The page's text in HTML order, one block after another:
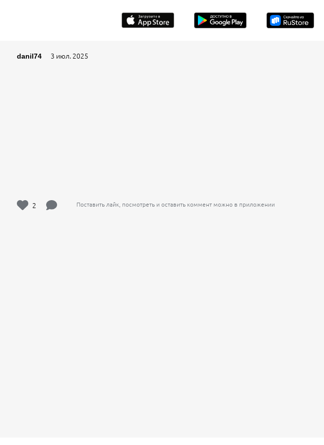
danil743 июл. 2025
2 Поставить лайк, посмотреть и оставить коммент можно в приложении